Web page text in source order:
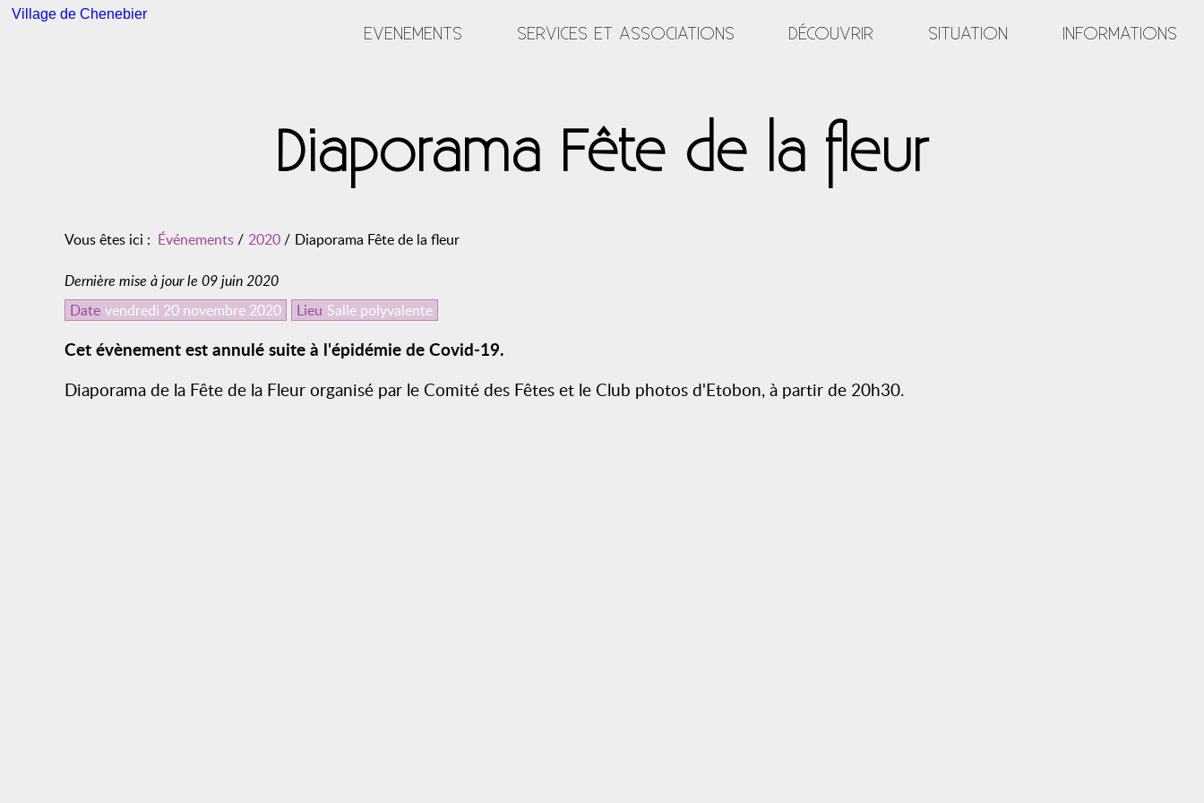
Village de Chenebier
EVENEMENTS SERVICES ET ASSOCIATIONS DÉCOUVRIR SITUATION INFORMATIONS
Diaporama Fête de la fleur
Vous êtes ici : Événements / 2020 / Diaporama Fête de la fleur
Dernière mise à jour le 09 juin 2020
Date vendredi 20 novembre 2020 Lieu Salle polyvalente
Cet évènement est annulé suite à l'épidémie de Covid-19.
Diaporama de la Fête de la Fleur organisé par le Comité des Fêtes et le Club photos d'Etobon, à partir de 20h30.